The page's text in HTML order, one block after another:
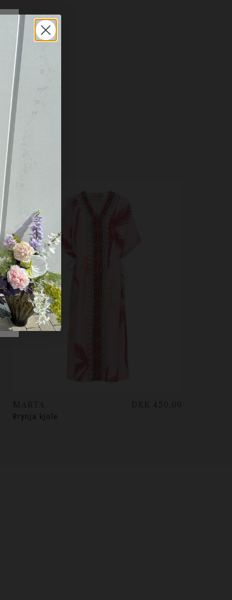
MARTA
Brynja kjole
DKK 450,00